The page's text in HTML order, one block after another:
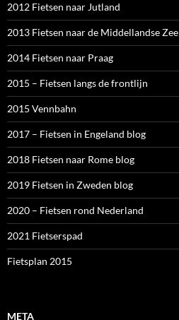
2012 Fietsen naar Jutland
2013 Fietsen naar de Middellandse Zee
2014 Fietsen naar Praag
2015 – Fietsen langs de frontlijn
2015 Vennbahn
2017 – Fietsen in Engeland blog
2018 Fietsen naar Rome blog
2019 Fietsen in Zweden blog
2020 – Fietsen rond Nederland
2021 Fietserspad
Fietsplan 2015
META